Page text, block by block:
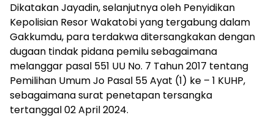
Dikatakan Jayadin, selanjutnya oleh Penyidikan
Kepolisian Resor Wakatobi yang tergabung dalam
Gakkumdu, para terdakwa ditersangkakan dengan
dugaan tindak pidana pemilu sebagaimana
melanggar pasal 551 UU No. 7 Tahun 2017 tentang
Pemilihan Umum Jo Pasal 55 Ayat (1) ke – 1 KUHP,
sebagaimana surat penetapan tersangka
tertanggal 02 April 2024.